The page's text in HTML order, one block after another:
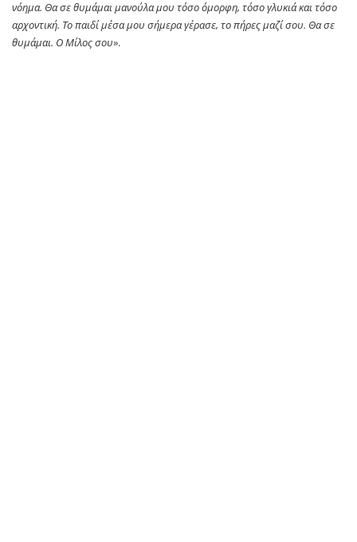
νόημα. Θα σε θυμάμαι μανούλα μου τόσο όμορφη, τόσο γλυκιά και τόσο
αρχοντική. Το παιδί μέσα μου σήμερα γέρασε, το πήρες μαζί σου. Θα σε
θυμάμαι. Ο Μίλος σου».